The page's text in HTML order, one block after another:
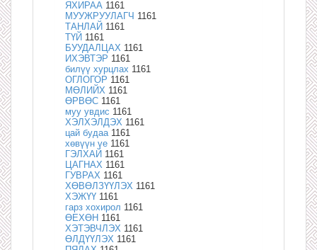
ЯХИРАА 1161
МУУЖРУУЛАГЧ 1161
ТАНЛАЙ 1161
ТҮЙ 1161
БУУДАЛЦАХ 1161
ИХЭВТЭР 1161
билүү хурцлах 1161
ОГЛОГОР 1161
МӨЛИЙХ 1161
ӨРВӨС 1161
муу увдис 1161
ХЭЛХЭЛДЭХ 1161
цай будаа 1161
хөвүүн үе 1161
ГЭЛХАЙ 1161
ЦАГНАХ 1161
ГУВРАХ 1161
ХӨВӨЛЗҮҮЛЭХ 1161
ХЭЖҮҮ 1161
гарз хохирол 1161
ӨЕХӨН 1161
ХЭТЭВЧЛЭХ 1161
ӨЛДҮҮЛЭХ 1161